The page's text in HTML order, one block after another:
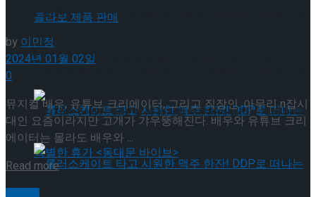
혜화로운 공연생활, 자립준비 청년 후원 방송 ‘비바! 뮤지컬’ 진행
… 김지훈, 신성민, 윤소호 등 뮤지컬 배우와의 콜라보 제품 판매
… 김지훈, 신성민, 윤소호 등 뮤지컬 배우와의 콜라보 제품 판매
우 ‘송유택’
by이민정
2024년 01월 02일
0
뮤지컬 배우, 유튜브 크리에이터, 그리고 직장인. 아무리 n잡시
대인 요즘이라지만 고개가 갸우뚱해진다. 배우와 유튜브 크리
에이터는 몰라도 배우와 ...
Read moreDetails